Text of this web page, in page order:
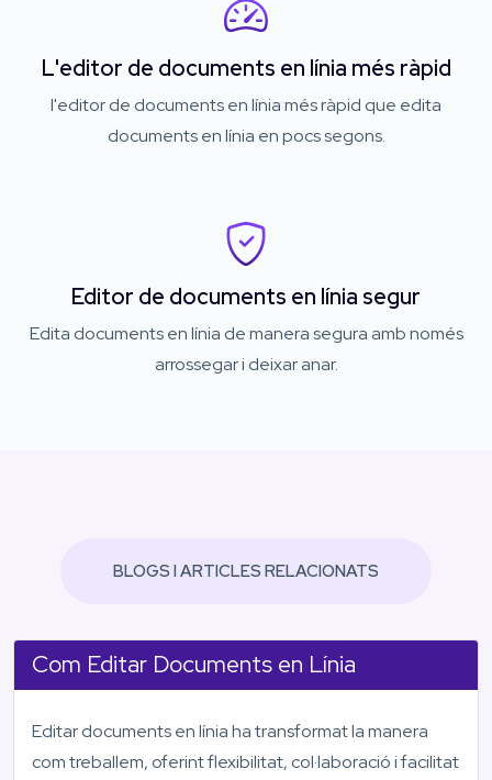
L'editor de documents en línia més ràpid
l'editor de documents en línia més ràpid que edita
documents en línia en pocs segons.
Editor de documents en línia segur
Edita documents en línia de manera segura amb només
arrossegar i deixar anar.
BLOGS I ARTICLES RELACIONATS
Com Editar Documents en Línia
Editar documents en línia ha transformat la manera
com treballem, oferint flexibilitat, col·laboració i facilitat